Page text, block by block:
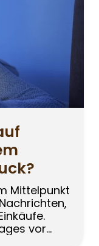
Mittelpunkt
vor